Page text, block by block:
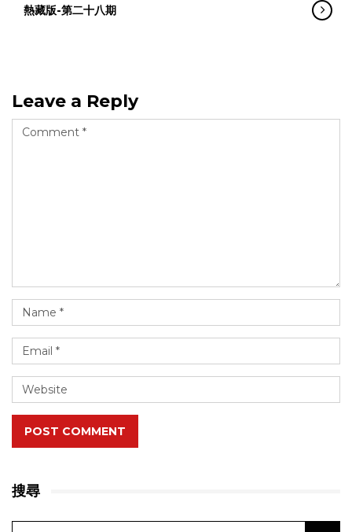
熱藏版-第二十八期
Leave a Reply
POST COMMENT
搜尋